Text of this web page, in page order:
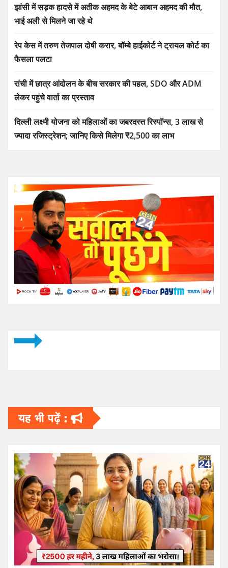
झांसी में सड़क हादसे में अतीक अहमद के बेटे आबान अहमद की मौत,
भाई अली से मिलने जा रहे थे
रेप केस में तरुण तेजपाल दोषी करार, बॉम्बे हाईकोर्ट ने ट्रायल कोर्ट का
फैसला पलटा
रांची में छात्र आंदोलन के बीच सरकार की पहल, SDO और ADM
लेकर पहुंचे वार्ता का प्रस्ताव
दिल्ली लक्ष्मी योजना को महिलाओं का जबरदस्त रिस्पॉन्स, 3 लाख से
ज्यादा रजिस्ट्रेशन; जानिए किसे मिलेगा ₹2,500 का लाभ
यह भी पढ़ें :